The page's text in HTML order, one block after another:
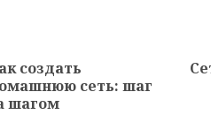
создать
сеть: шаг
шагом